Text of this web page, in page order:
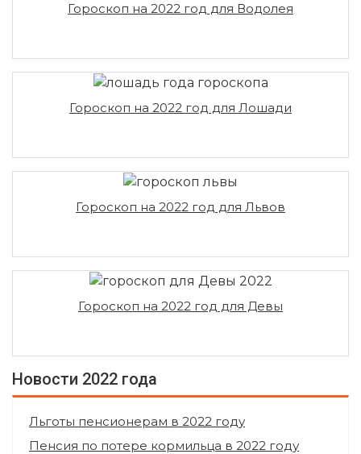
Гороскоп на 2022 год для Водолея
Гороскоп на 2022 год для Лошади
Гороскоп на 2022 год для Львов
Гороскоп на 2022 год для Девы
Новости 2022 года
Льготы пенсионерам в 2022 году
Пенсия по потере кормильца в 2022 году